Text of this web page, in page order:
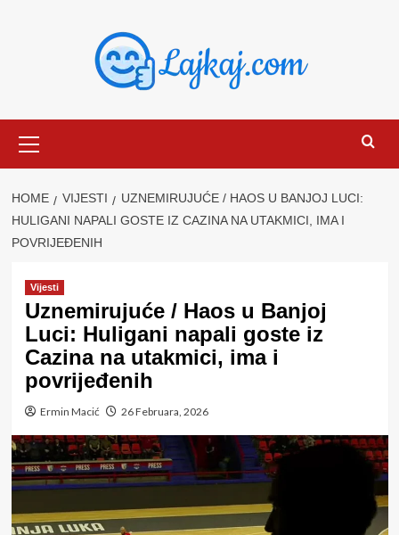
Menu
HOME VIJESTI
UZNEMIRUJUĆE / HAOS U BANJOJ LUCI:
HULIGANI NAPALI GOSTE IZ CAZINA NA UTAKMICI, IMA I
POVRIJEĐENIH
Vijesti
Uznemirujuće / Haos u Banjoj
Luci: Huligani napali goste iz
Cazina na utakmici, ima i
povrijeđenih
Ermin Macić 26 Februara, 2026